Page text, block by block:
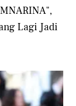
Lagi Jadi